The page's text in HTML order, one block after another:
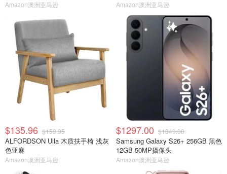
Amazon澳洲亚马逊 Amazon澳洲亚马逊
$135.96 $159.95
ALFORDSON Ulla 木质扶手椅 浅灰
色亚麻
Amazon澳洲亚马逊
$1297.00 $1849.00
Samsung Galaxy S26+ 256GB 黑色
12GB 50MP摄像头
Amazon澳洲亚马逊